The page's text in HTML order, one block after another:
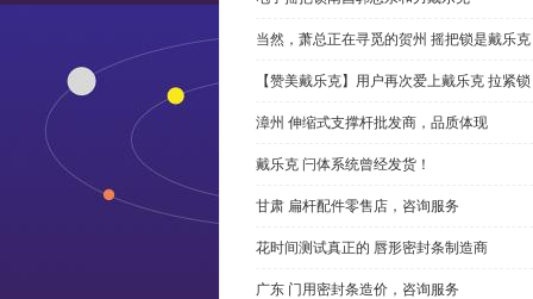
当然，萧总正在寻觅的贺州 摇把锁是戴乐克
【赞美戴乐克】用户再次爱上戴乐克 拉紧锁
漳州 伸缩式支撑杆批发商，品质体现
戴乐克 闩体系统曾经发货！
甘肃 扁杆配件零售店，咨询服务
花时间测试真正的 唇形密封条制造商
广东 门用密封条造价，咨询服务